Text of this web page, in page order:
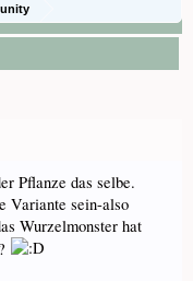
Pflanze das selbe.
Variante sein-also
Wurzelmonster hat